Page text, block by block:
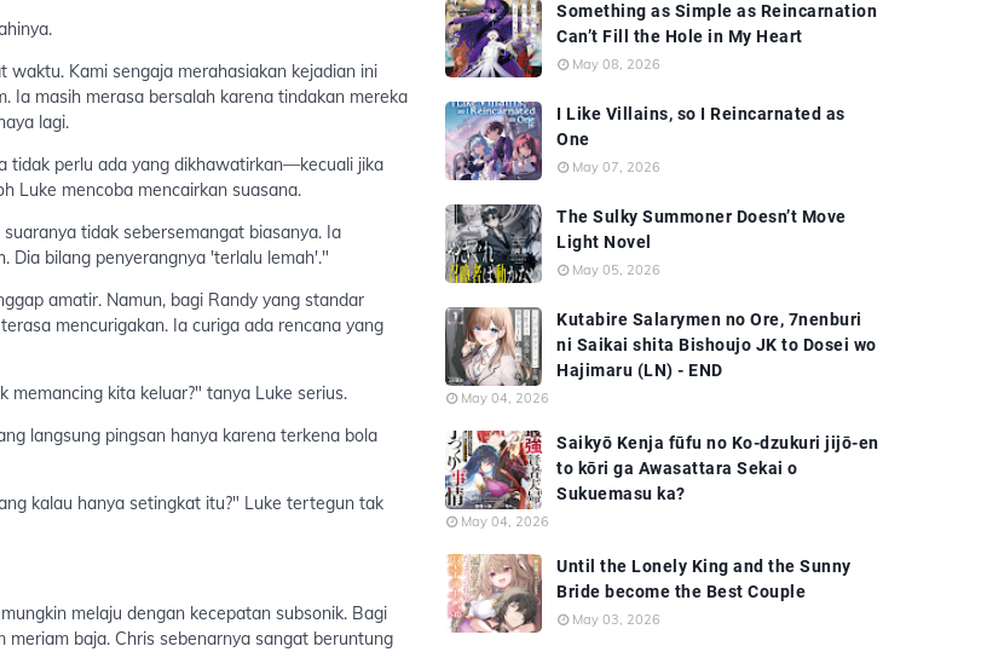
Kami sengaja merahasiakan kejadian ini
Ia masih merasa bersalah karena tindakan mereka
lagi.
tidak perlu ada yang dikhawatirkan—kecuali jika
Luke mencoba mencairkan suasana.
tidak sebersemangat biasanya. Ia
Dia bilang penyerangnya 'terlalu lemah'."
amatir. Namun, bagi Randy yang standar
mencurigakan. Ia curiga ada rencana yang
memancing kita keluar?" tanya Luke serius.
langsung pingsan hanya karena terkena bola
kalau hanya setingkat itu?" Luke tertegun tak
melaju dengan kecepatan subsonik. Bagi
baja. Chris sebenarnya sangat beruntung
Something as Simple as Reincarnation
Can’t Fill the Hole in My Heart
May 08, 2026
I Like Villains, so I Reincarnated as
One
May 07, 2026
The Sulky Summoner Doesn’t Move
Light Novel
May 05, 2026
Kutabire Salarymen no Ore, 7nenburi
ni Saikai shita Bishoujo JK to Dosei wo
Hajimaru (LN) - END
May 04, 2026
Saikyō Kenja fūfu no Ko-dzukuri jijō-en
to kōri ga Awasattara Sekai o
Sukuemasu ka?
May 04, 2026
Until the Lonely King and the Sunny
Bride become the Best Couple
May 03, 2026